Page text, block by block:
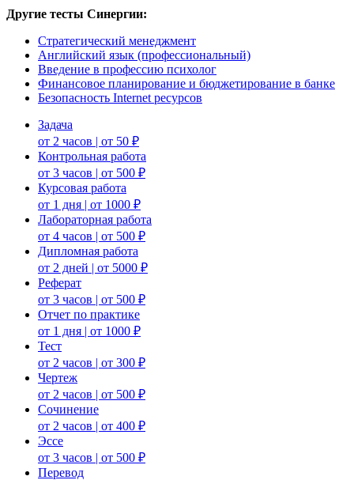
Другие тесты Синергии:
Стратегический менеджмент
Английский язык (профессиональный)
Введение в профессию психолог
Финансовое планирование и бюджетирование в банке
Безопасность Internet ресурсов
Задача
от 2 часов | от 50 ₽
Контрольная работа
от 3 часов | от 500 ₽
Курсовая работа
от 1 дня | от 1000 ₽
Лабораторная работа
от 4 часов | от 500 ₽
Дипломная работа
от 2 дней | от 5000 ₽
Реферат
от 3 часов | от 500 ₽
Отчет по практике
от 1 дня | от 1000 ₽
Тест
от 2 часов | от 300 ₽
Чертеж
от 2 часов | от 500 ₽
Сочинение
от 2 часов | от 400 ₽
Эссе
от 3 часов | от 500 ₽
Перевод